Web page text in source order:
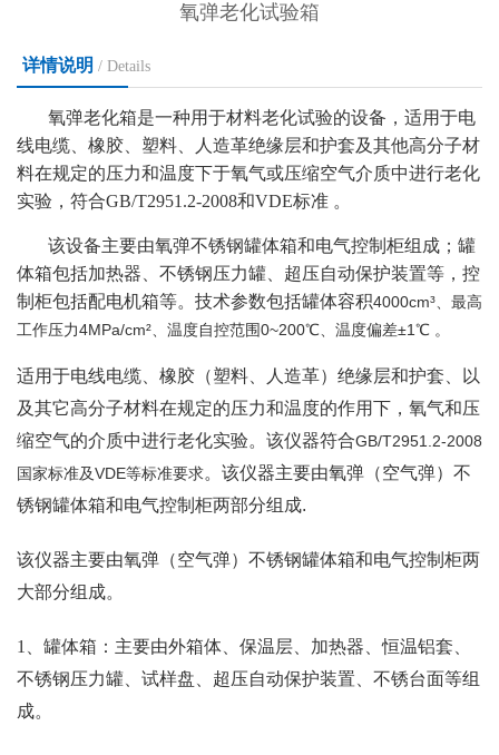
氧弹老化试验箱
详情说明 / Details
氧弹老化箱是一种用于材料老化试验的设备，适用于电
线电缆、橡胶、塑料、人造革绝缘层和护套及其他高分子材
料在规定的压力和温度下于氧气或压缩空气介质中进行老化
实验，符合GB/T2951.2-2008和VDE标准 。
该设备主要由氧弹不锈钢罐体箱和电气控制柜组成；罐
体箱包括加热器、不锈钢压力罐、超压自动保护装置等，控
制柜包括配电机箱等。技术参数包括罐体容积4000cm³、最高
工作压力4MPa/cm²、温度自控范围0~200℃、温度偏差±1℃ 。
适用于电线电缆、橡胶（塑料、人造革）绝缘层和护套、以
及其它高分子材料在规定的压力和温度的作用下，氧气和压
缩空气的介质中进行老化实验。该仪器符合GB/T2951.2-2008
国家标准及VDE等标准要求。该仪器主要由氧弹（空气弹）不
锈钢罐体箱和电气控制柜两部分组成.
该仪器主要由氧弹（空气弹）不锈钢罐体箱和电气控制柜两
大部分组成。
1、罐体箱：主要由外箱体、保温层、加热器、恒温铝套、
不锈钢压力罐、试样盘、超压自动保护装置、不锈台面等组
成。